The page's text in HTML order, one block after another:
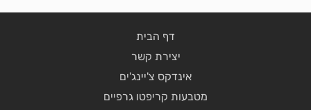
דף הבית
יצירת קשר
אינדקס צ'יינג'ים
מטבעות קריפטו גרפיים